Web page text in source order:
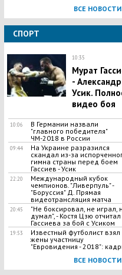
ВСЕ НОВОСТИ
СПОРТ
10:35
Мурат
- Александр
Усик.
видео боя
10:06
В Германии назвали
"главного победителя"
ЧМ-2018 в России
09:44
На Украине разразился
скандал из-за
гимна страны перед боем
Гассиев - Усик
22:20
Международный кубок
чемпионов. "Ливерпуль" -
"Боруссия" Д. Прямая
видеотрансляция матча
20:45
"Не боксировал, не играл,
думал", - Костя Цзю отчитал
Гассиева за бой с Усиком
19:53
Известный футболист взял
жены участницу
"Евровидения - 2018":
ВСЕ НОВОСТИ